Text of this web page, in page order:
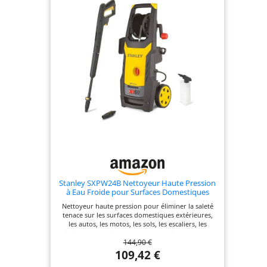
intégrées et conception compacte, permettant une
utilisation flexible sans raccordement fixe à l’eau,
idéal pour l’utilisation avec des sources d’eau
externes. Enrouleur de tuyau pratique -
L’enrouleur intégré facilite le rangement du tuyau
haute pression, évite les enchevêtrements et
garantit un espace de stockage propre et organisé.
Stanley SXPW24B Nettoyeur Haute Pression
à Eau Froide pour Surfaces Domestiques
Extérieures et Autos, (2400 W, 170 Bar, 500
l/h)
Nettoyeur haute pression pour éliminer la saleté
tenace sur les surfaces domestiques extérieures,
les autos, les motos, les sols, les escaliers, les
170 ; Puissance absorbée (kW) 2,4; Débit (l/h) max.
500 ; Température eau d'alimentation (°C) max. 50
Équipement : pistolet, lance et flexible à haute
144,90 €
109,42 €